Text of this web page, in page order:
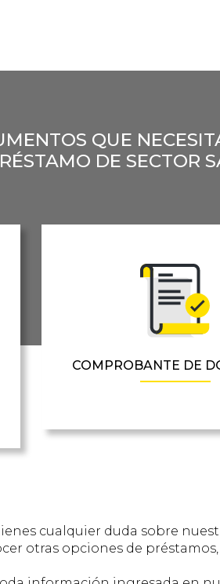
QUE
DE SECTOR
COMPROBANTE DE
cualquier duda sobre
otras opciones de